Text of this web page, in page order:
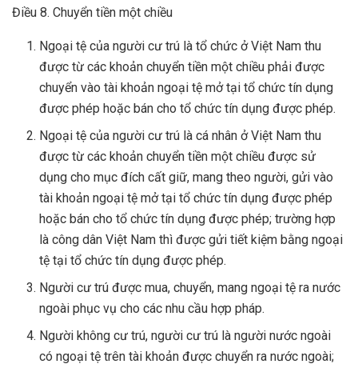
Điều 8. Chuyển tiền một chiều
Ngoại tệ của người cư trú là tổ chức ở Việt Nam thu
được từ các khoản chuyển tiền một chiều phải được
chuyển vào tài khoản ngoại tệ mở tại tổ chức tín dụng
được phép hoặc bán cho tổ chức tín dụng được phép.
Ngoại tệ của người cư trú là cá nhân ở Việt Nam thu
được từ các khoản chuyển tiền một chiều được sử
dụng cho mục đích cất giữ, mang theo người, gửi vào
tài khoản ngoại tệ mở tại tổ chức tín dụng được phép
hoặc bán cho tổ chức tín dụng được phép; trường hợp
là công dân Việt Nam thì được gửi tiết kiệm bằng ngoại
tệ tại tổ chức tín dụng được phép.
Người cư trú được mua, chuyển, mang ngoại tệ ra nước
ngoài phục vụ cho các nhu cầu hợp pháp.
Người không cư trú, người cư trú là người nước ngoài
có ngoại tệ trên tài khoản được chuyển ra nước ngoài;